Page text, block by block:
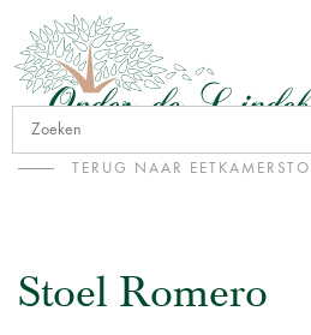
TERUG NAAR
Stoel Romero